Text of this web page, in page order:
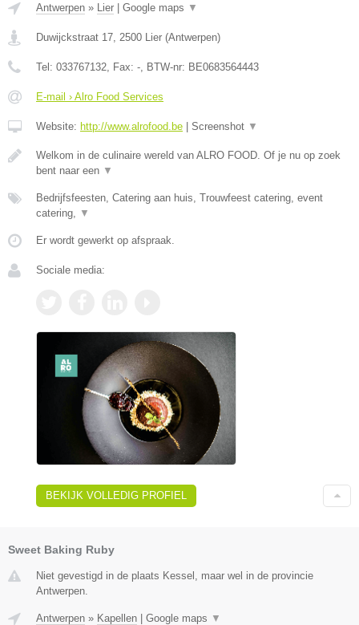
Antwerpen » Lier Google maps ▼
Duwijckstraat 17, 2500 Lier (Antwerpen)
Tel: 033767132, Fax: -, BTW-nr: BE0683564443
E-mail › Alro Food Services
Website: http://www.alrofood.be Screenshot ▼
Welkom in de culinaire wereld van ALRO FOOD. Of je nu op zoek
bent naar een ▼
Bedrijfsfeesten, Catering aan huis, Trouwfeest catering, event
catering, ▼
Er wordt gewerkt op afspraak.
Sociale media:
BEKIJK VOLLEDIG PROFIEL
Sweet Baking Ruby
Niet gevestigd in de plaats Kessel, maar wel in de provincie
Antwerpen.
Antwerpen » Kapellen Google maps ▼